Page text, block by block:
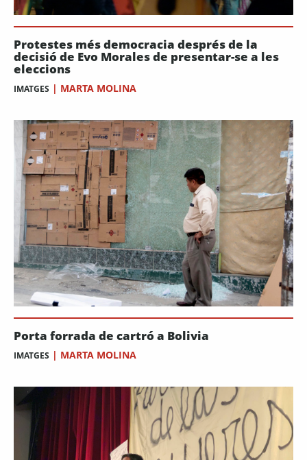
Protestes més democracia després de la
decisió de Evo Morales de presentar-se a les
eleccions
IMATGES | MARTA MOLINA
Porta forrada de cartró a Bolivia
IMATGES | MARTA MOLINA